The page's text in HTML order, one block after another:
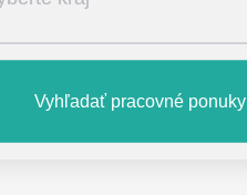
Slovensko (320)
Vyhľadať pracovné ponuky